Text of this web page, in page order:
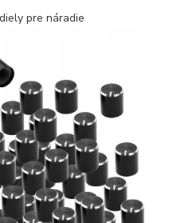
pre náradie